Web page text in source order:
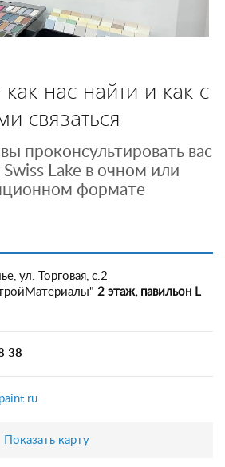
нас найти и как с
связаться
проконсультировать вас
Lake в очном или
формате
ул. Торговая, с.2
2 этаж, павильон L
38
Показать карту